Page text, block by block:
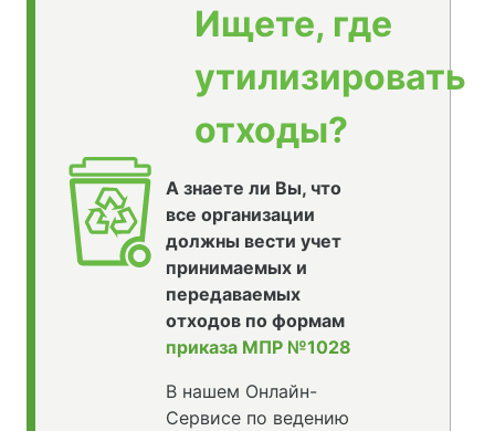
Ищете, где
утилизировать
отходы?
А знаете ли Вы, что
все организации
должны вести учет
принимаемых и
передаваемых
отходов по формам
приказа МПР №1028
В нашем Онлайн-
Сервисе по ведению